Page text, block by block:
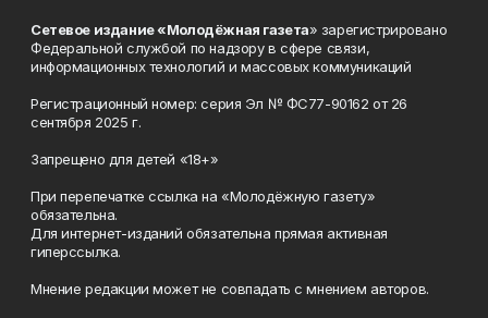
Сетевое издание «Молодёжная газета» зарегистрировано
Федеральной службой по надзору в сфере связи,
информационных технологий и массовых коммуникаций
Регистрационный номер: серия Эл № ФС77-90162 от 26
сентября 2025 г.
Запрещено для детей «18+»
При перепечатке ссылка на «Молодёжную газету»
обязательна.
Для интернет-изданий обязательна прямая активная
гиперссылка.
Мнение редакции может не совпадать с мнением авторов.